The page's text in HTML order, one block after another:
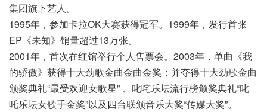
集团旗下艺人。
1995年，参加卡拉OK大赛获得冠军。1999年，发行首张
EP《未知》销量超过13万张。
2001年，首次在红馆举行个人售票会。2003年，单曲《我
的骄傲》获得十大劲歌金曲金曲金奖；并夺得十大劲歌金曲
颁奖典礼“最受欢迎女歌星” 、叱咤乐坛流行榜颁奖典礼“叱
吒乐坛女歌手金奖”以及四台联颁音乐大奖“传媒大奖”。